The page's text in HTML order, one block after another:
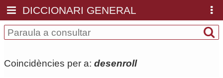
DICCIONARI GENERAL
Coincidències per a: desenroll